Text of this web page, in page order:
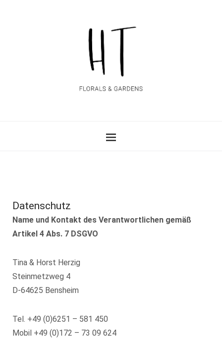
Datenschutz
Name und Kontakt des Verantwortlichen gemäß
Artikel 4 Abs. 7 DSGVO
Tina & Horst Herzig
Steinmetzweg 4
D-64625 Bensheim
Tel. +49 (0)6251 – 581 450
Mobil +49 (0)172 – 73 09 624